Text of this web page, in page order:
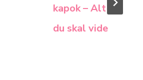
kapok – Alt
du skal vide